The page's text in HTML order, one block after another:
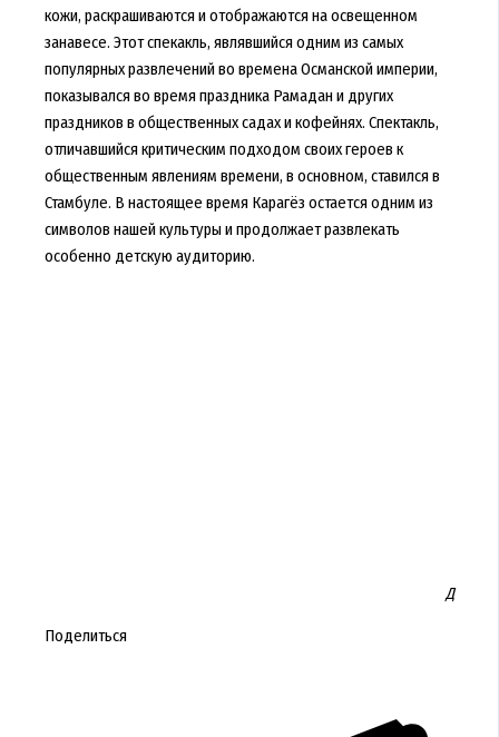
кожи, раскрашиваются и отображаются на освещенном
занавесе. Этот спекакль, являвшийся одним из самых
популярных развлечений во времена Османской империи,
показывался во время праздника Рамадан и других
праздников в общественных садах и кофейнях. Спектакль,
отличавшийся критическим подходом своих героев к
общественным явлениям времени, в основном, ставился в
Стамбуле. В настоящее время Карагёз остается одним из
символов нашей культуры и продолжает развлекать
особенно детскую аудиторию.
Д
Поделиться